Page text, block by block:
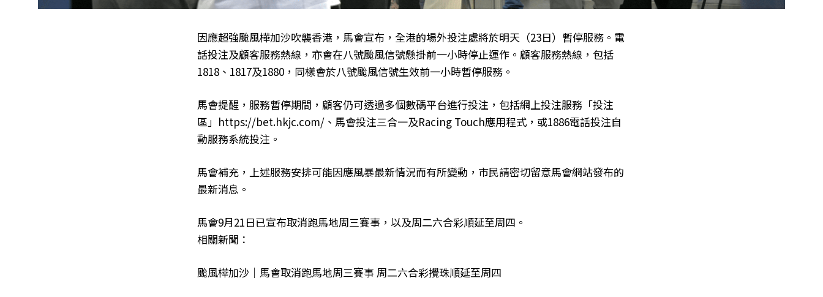
因應超強颱風樺加沙吹襲香港，馬會宣布，全港的場外投注處將於明天（23日）暫停服務。電
話投注及顧客服務熱線，亦會在八號颱風信號懸掛前一小時停止運作。顧客服務熱線，包括
1818、1817及1880，同樣會於八號颱風信號生效前一小時暫停服務。
馬會提醒，服務暫停期間，顧客仍可透過多個數碼平台進行投注，包括網上投注服務「投注
區」https://bet.hkjc.com/、馬會投注三合一及Racing Touch應用程式，或1886電話投注自
動服務系統投注。
馬會補充，上述服務安排可能因應風暴最新情況而有所變動，市民請密切留意馬會網站發布的
最新消息。
馬會9月21日已宣布取消跑馬地周三賽事，以及周二六合彩順延至周四。
相關新聞：
颱風樺加沙｜馬會取消跑馬地周三賽事 周二六合彩攪珠順延至周四